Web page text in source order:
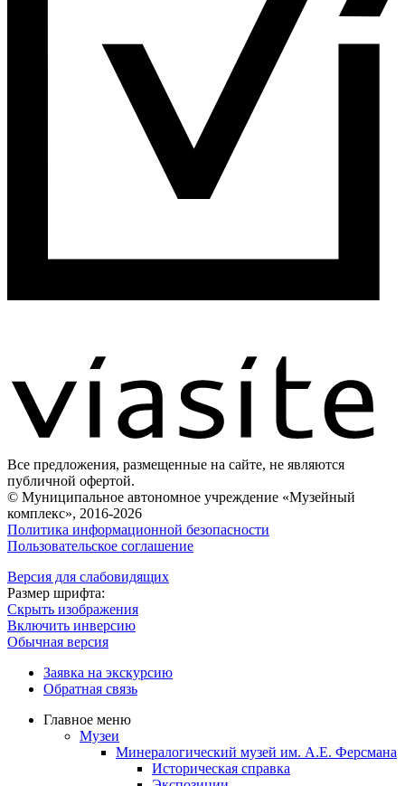
Все предложения, размещенные на сайте, не являются
публичной офертой.
© Муниципальное автономное учреждение «Музейный
комплекс», 2016-2026
Политика информационной безопасности
Пользовательское соглашение
Версия для слабовидящих
Размер шрифта:
Скрыть изображения
Включить инверсию
Обычная версия
Заявка на экскурсию
Обратная связь
Главное меню
Музеи
Минералогический музей им. А.Е. Ферсмана
Историческая справка